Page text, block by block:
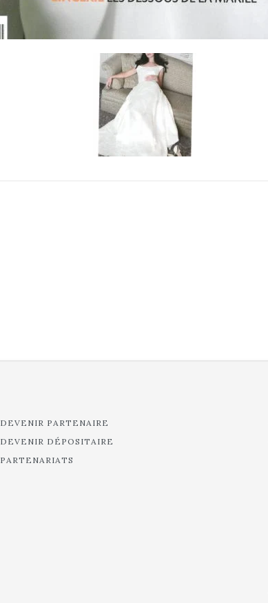
DEVENIR PARTENAIRE
DEVENIR DÉPOSITAIRE
PARTENARIATS